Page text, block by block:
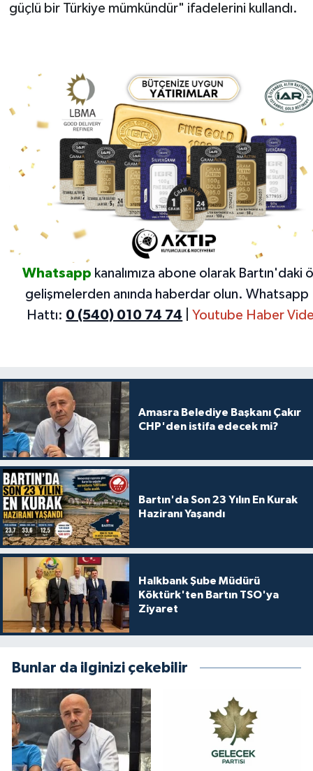
güçlü bir Türkiye mümkündür" ifadelerini kullandı.
Whatsapp kanalımıza abone olarak Bartın'daki
gelişmelerden anında haberdar olun. Whatsapp
Hattı: 0 (540) 010 74 74 Youtube Haber
Amasra Belediye Başkanı Çakır
CHP'den istifa edecek mi?
Bartın'da Son 23 Yılın En Kurak
Haziranı Yaşandı
Halkbank Şube Müdürü
Köktürk'ten Bartın TSO'ya
Ziyaret
Bunlar da ilginizi çekebilir